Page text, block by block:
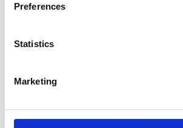
Preferences
Statistics
Marketing
Découvrez comment Esker se
des données au Canada.